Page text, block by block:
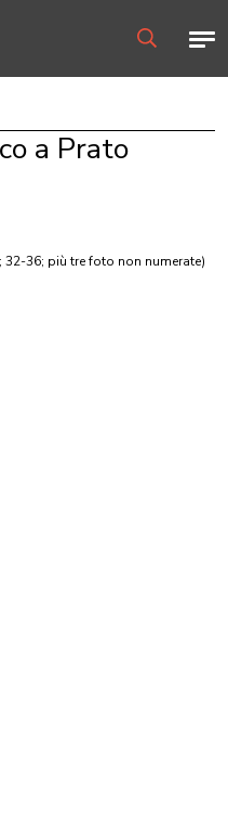
a Prato
36; più tre foto non numerate)